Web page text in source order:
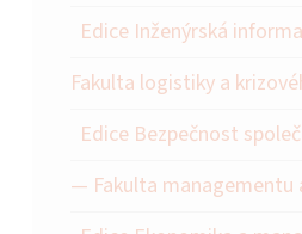
Edice Inženýrská
Fakulta logistiky a
Edice Bezpečnost
Fakulta managementu